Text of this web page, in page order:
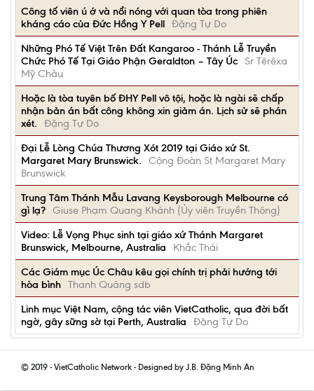
Công tố viên ú ớ và nổi nóng với quan tòa trong phiên
kháng cáo của Đức Hồng Y Pell Đặng Tự Do
Những Phó Tế Việt Trên Đất Kangaroo - Thánh Lễ Truyền
Chức Phó Tế Tại Giáo Phận Geraldton – Tây Úc
Sr Têrêxa
Mỹ Châu
Hoặc là tòa tuyên bố ĐHY Pell vô tội, hoặc là ngài sẽ chấp
nhận bản án bất công không xin giảm án. Lịch sử sẽ phán
xét.
Đặng Tự Do
Đại Lễ Lòng Chúa Thương Xót 2019 tại Giáo xứ St.
Margaret Mary Brunswick.
Cộng Đoàn St Margaret Mary
Brunswick
Trung Tâm Thánh Mẫu Lavang Keysborough Melbourne có
gì lạ? Giuse Phạm Quang Khánh (Ủy viên Truyền Thông)
Video: Lễ Vọng Phục sinh tại giáo xứ Thánh Margaret
Brunswick, Melbourne, Australia
Khắc Thái
Các Giám mục Úc Châu kêu gọi chính trị phải hướng tới
hòa bình Thanh Quảng sdb
Linh mục Việt Nam, cộng tác viên VietCatholic, qua đời bất
ngờ, gây sững sờ tại Perth, Australia
Đặng Tự Do
© 2019 - VietCatholic Network - Designed by J.B. Đặng Minh An